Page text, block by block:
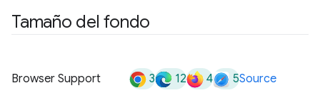
Tamaño del fondo
Browser Support 3 12 4 5Source